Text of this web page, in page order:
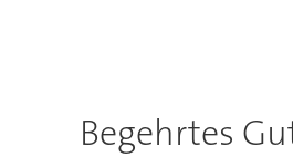
Begehrtes